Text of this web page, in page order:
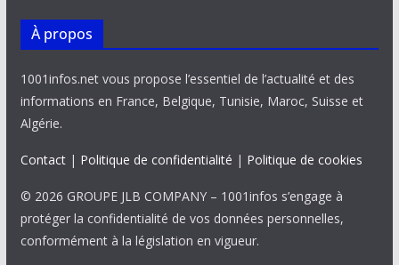
À propos
1001infos.net vous propose l’essentiel de l’actualité et des
informations en France, Belgique, Tunisie, Maroc, Suisse et
Algérie.
Contact| Politique de confidentialité | Politique de cookies
© 2026 GROUPE JLB COMPANY – 1001infos s’engage à
protéger la confidentialité de vos données personnelles,
conformément à la législation en vigueur.